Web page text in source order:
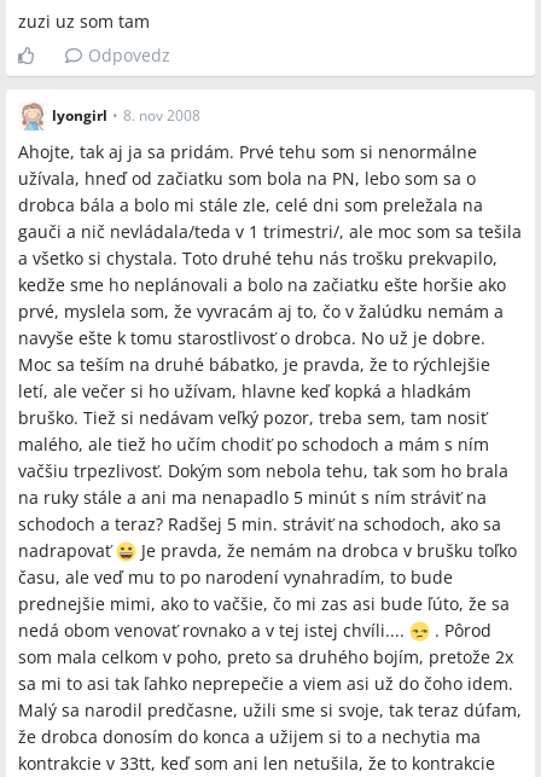
zuzi uz som tam
Odpovedz
lyongirl • 8. nov 2008
Ahojte, tak aj ja sa pridám. Prvé tehu som si nenormálne
užívala, hneď od začiatku som bola na PN, lebo som sa o
drobca bála a bolo mi stále zle, celé dni som preležala na
gauči a nič nevládala/teda v 1 trimestri/, ale moc som sa tešila
a všetko si chystala. Toto druhé tehu nás trošku prekvapilo,
kedže sme ho neplánovali a bolo na začiatku ešte horšie ako
prvé, myslela som, že vyvracám aj to, čo v žalúdku nemám a
navyše ešte k tomu starostlivosť o drobca. No už je dobre.
Moc sa teším na druhé bábatko, je pravda, že to rýchlejšie
letí, ale večer si ho užívam, hlavne keď kopká a hladkám
bruško. Tiež si nedávam veľký pozor, treba sem, tam nosiť
malého, ale tiež ho učím chodiť po schodoch a mám s ním
vačšiu trpezlivosť. Dokým som nebola tehu, tak som ho brala
na ruky stále a ani ma nenapadlo 5 minút s ním stráviť na
schodoch a teraz? Radšej 5 min. stráviť na schodoch, ako sa
nadrapovať
Je pravda, že nemám na drobca v brušku toľko
času, ale veď mu to po narodení vynahradím, to bude
prednejšie mimi, ako to vačšie, čo mi zas asi bude ľúto, že sa
nedá obom venovať rovnako a v tej istej chvíli....
. Pôrod
som mala celkom v poho, preto sa druhého bojím, pretože 2x
sa mi to asi tak ľahko neprepečie a viem asi už do čoho idem.
Malý sa narodil predčasne, užili sme si svoje, tak teraz dúfam,
že drobca donosím do konca a užijem si to a nechytia ma
kontrakcie v 33tt, keď som ani len netušila, že to kontrakcie